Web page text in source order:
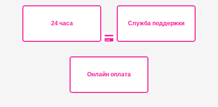
24 часа Служба поддержки
Онлайн оплата